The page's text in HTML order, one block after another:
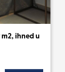
ihned u